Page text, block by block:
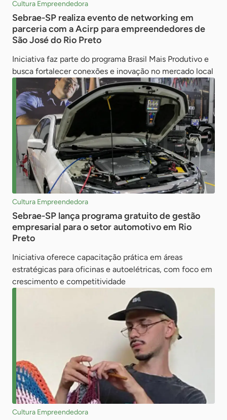
Cultura Empreendedora
Sebrae-SP realiza evento de networking em
parceria com a Acirp para empreendedores de
São José do Rio Preto
Iniciativa faz parte do programa Brasil Mais Produtivo e
busca fortalecer conexões e inovação no mercado local
Cultura Empreendedora
Sebrae-SP lança programa gratuito de gestão
empresarial para o setor automotivo em Rio
Preto
Iniciativa oferece capacitação prática em áreas
estratégicas para oficinas e autoelétricas, com foco em
crescimento e competitividade
Cultura Empreendedora